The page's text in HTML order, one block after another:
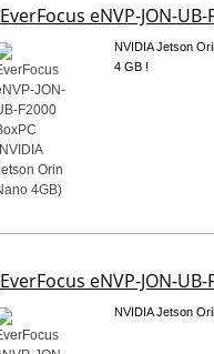
EverFocus eNVP-JON-
NVIDIA Jetson
4 GB !
EverFocus eNVP-JON-
NVIDIA Jetson